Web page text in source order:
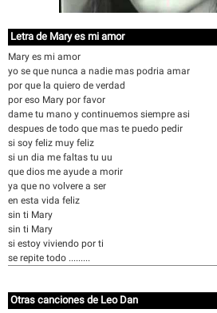
Letra de Mary es mi amor
Mary es mi amor
yo se que nunca a nadie mas podria amar
por que la quiero de verdad
por eso Mary por favor
dame tu mano y continuemos siempre asi
despues de todo que mas te puedo pedir
si soy feliz muy feliz
si un dia me faltas tu uu
que dios me ayude a morir
ya que no volvere a ser
en esta vida feliz
sin ti Mary
sin ti Mary
si estoy viviendo por ti
se repite todo .........
Otras canciones de Leo Dan